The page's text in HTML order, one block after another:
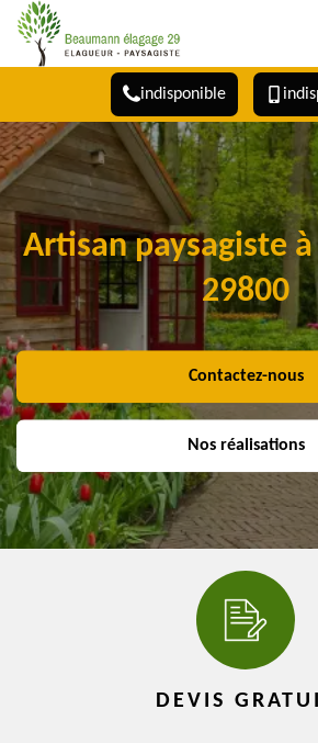
indisponible
Artisan paysagiste
29800
Contactez-nous
Nos réalisations
DEVIS